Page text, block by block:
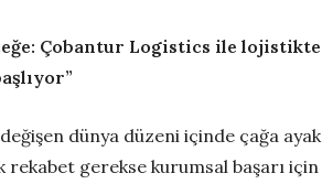
Çobantur Logistics ile lojistikte
”
dünya düzeni içinde çağa ayak
rekabet gerekse kurumsal başarı için